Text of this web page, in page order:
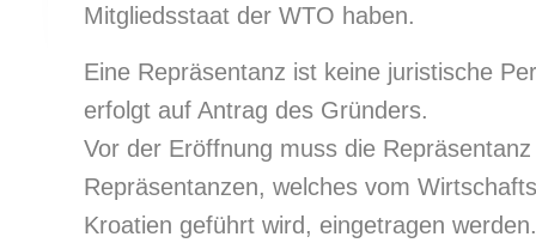
Mitgliedsstaat der WTO haben.
Eine Repräsentanz ist keine juristische
erfolgt auf Antrag des Gründers.
Vor der Eröffnung muss die
Repräsentanzen, welches vom
Kroatien geführt wird, eingetragen